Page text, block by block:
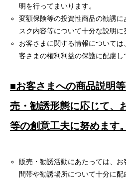
明を行ってまいります。
変額保険等の投資性商品の勧誘に
スク内容等について十分な説明に
お客さまに関する情報について
客さまの権利利益の保護に配慮し
■お客さまへの商品説明
売・勧誘形態に応じて、
等の創意工夫に努めます。
販売・勧誘活動にあたっては、
間帯や勧誘場所について十分に配